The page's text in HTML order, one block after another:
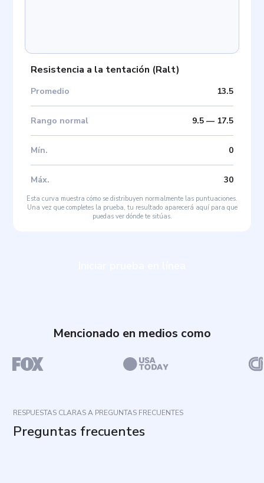
Resistencia a la tentación (Ralt)
Promedio 13.5
Rango normal 9.5— 17.5
Mín. 0
Máx. 30
Esta curva muestra cómo se distribuyen normalmente las puntuaciones.
Una vez que completes la prueba, tu resultado aparecerá aquí para que
puedas ver dónde te sitúas.
Mencionado en medios como
RESPUESTAS CLARAS A PREGUNTAS FRECUENTES
Preguntas frecuentes